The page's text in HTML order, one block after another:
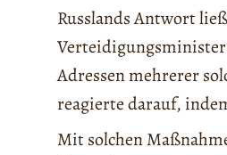
Russlands Antwort
Adressen mehrerer
reagierte darauf,
Mit solchen